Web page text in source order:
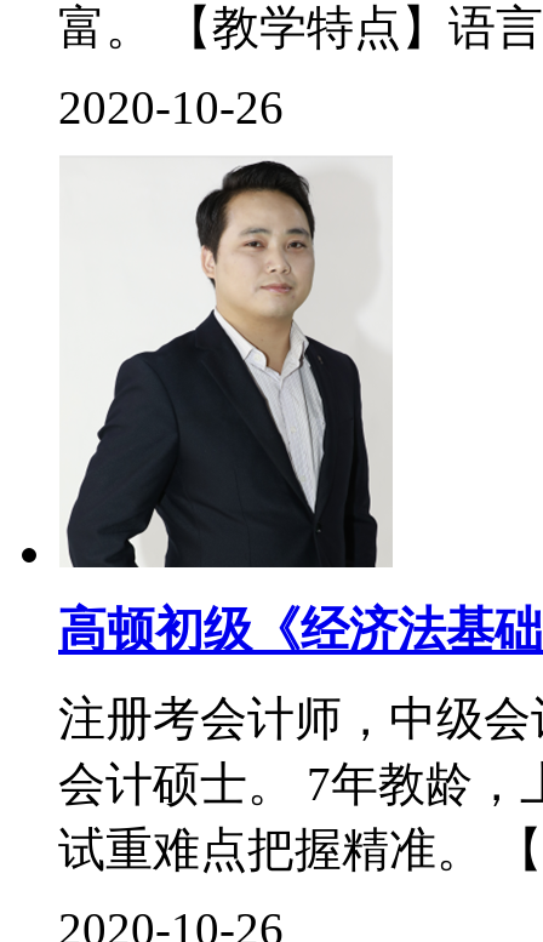
富。 【教学特点】语
2020-10-26
高顿初级《经济法基
注册考会计师，中级
会计硕士。 7年教龄
试重难点把握精准。
2020-10-26